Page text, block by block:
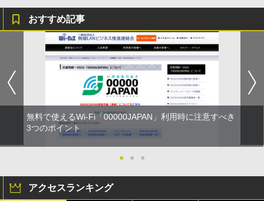
おすすめ記事
無料で使えるWi-Fi「00000JAPAN」利用時に注意すべき
3つのポイント
● ● ●
アクセスランキング